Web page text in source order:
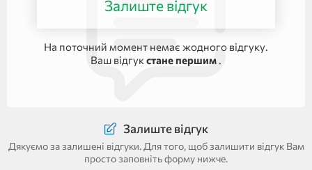
Залиште відгук
На поточний момент немає жодного відгуку.
Ваш відгук стане першим .
Залиште відгук
Дякуємо за залишені відгуки. Для того, щоб залишити відгук Вам
просто заповніть форму нижче.